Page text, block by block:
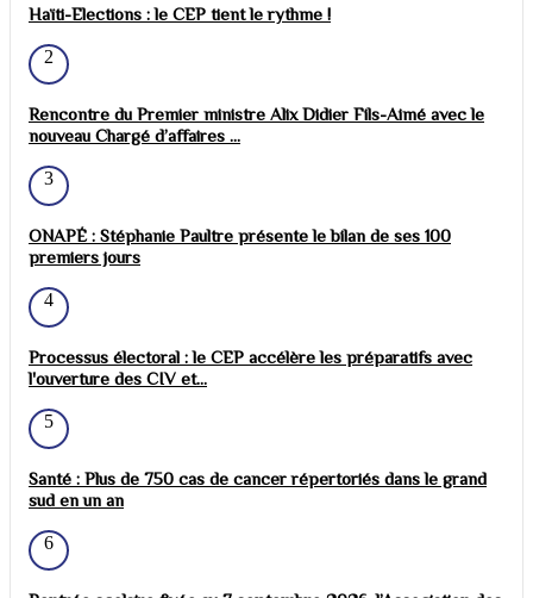
Haïti-Elections : le CEP tient le rythme !
2
Rencontre du Premier ministre Alix Didier Fils-Aimé avec le
nouveau Chargé d’affaires ...
3
ONAPÉ : Stéphanie Paultre présente le bilan de ses 100
premiers jours
4
Processus électoral : le CEP accélère les préparatifs avec
l'ouverture des CIV et...
5
Santé : Plus de 750 cas de cancer répertoriés dans le grand
sud en un an
6